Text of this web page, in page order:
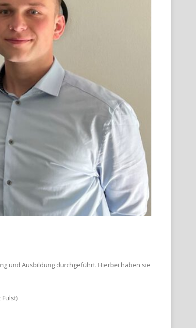
und Ausbildung durchgeführt. Hierbei haben sie